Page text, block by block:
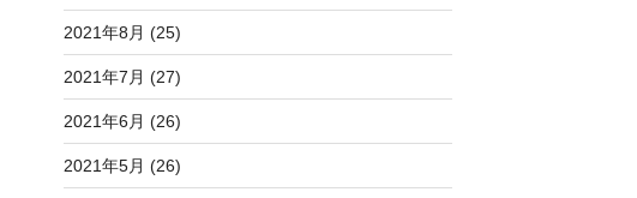
2021年8月 (25)
2021年7月 (27)
2021年6月 (26)
2021年5月 (26)